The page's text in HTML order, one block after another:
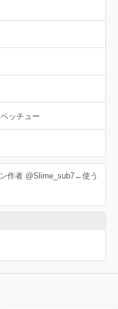
ッチュー
作者 @Slime_sub7←使う